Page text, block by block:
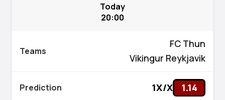
Today
20:00
FC Thun
Vikingur Reykjavik
1X/X 1.14